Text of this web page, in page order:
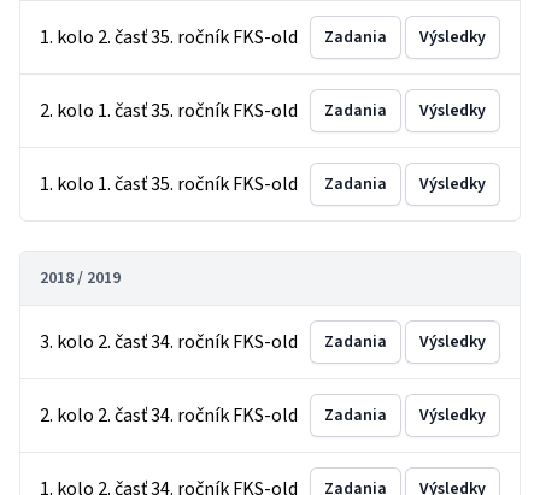
1. kolo 2. časť 35. ročník FKS-old Zadania Výsledky
2. kolo 1. časť 35. ročník FKS-old Zadania Výsledky
1. kolo 1. časť 35. ročník FKS-old Zadania Výsledky
2018 / 2019
3. kolo 2. časť 34. ročník FKS-old Zadania Výsledky
2. kolo 2. časť 34. ročník FKS-old Zadania Výsledky
1. kolo 2. časť 34. ročník FKS-old Zadania Výsledky